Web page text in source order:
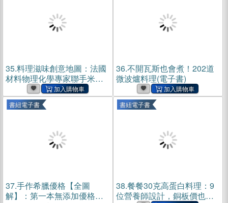
35.料理滋味創意地圖：法國
材料物理化學專家聯手米其
林主廚，15種香調、80種常
見蔬果食材的氣味因子，探
索1,500種創新風味搭配！
36.不開瓦斯也會煮！202道
微波爐料理(電子書)
書紐電子書
37.手作希臘優格【全圖
解】：第一本無添加優格專
書紐電子書
38.餐餐30克高蛋白料理：9
位營養師設計，銅板價也能